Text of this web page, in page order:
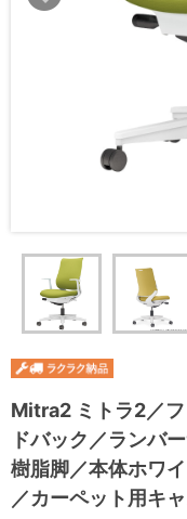
Mitra2 ミトラ2／
ドバック／ランバ
樹脂脚／本体ホワ
／カーペット用キ